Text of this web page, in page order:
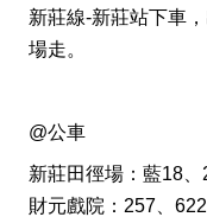
新莊線-新莊站下車
場走。
@公車
新莊田徑場：藍18
財元戲院：257、622